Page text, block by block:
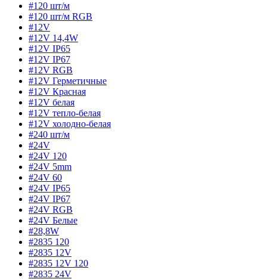
#120 шт/м
#120 шт/м RGB
#12V
#12V 14,4W
#12V IP65
#12V IP67
#12V RGB
#12V Герметичные
#12V Красная
#12V белая
#12V тепло-белая
#12V холодно-белая
#240 шт/м
#24V
#24V 120
#24V 5mm
#24V 60
#24V IP65
#24V IP67
#24V RGB
#24V Белые
#28,8W
#2835 120
#2835 12V
#2835 12V 120
#2835 24V